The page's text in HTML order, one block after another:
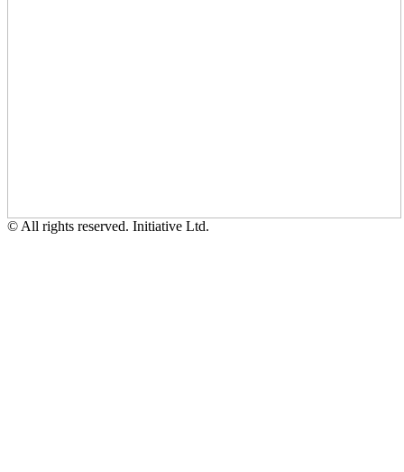
© All rights reserved. Initiative Ltd.